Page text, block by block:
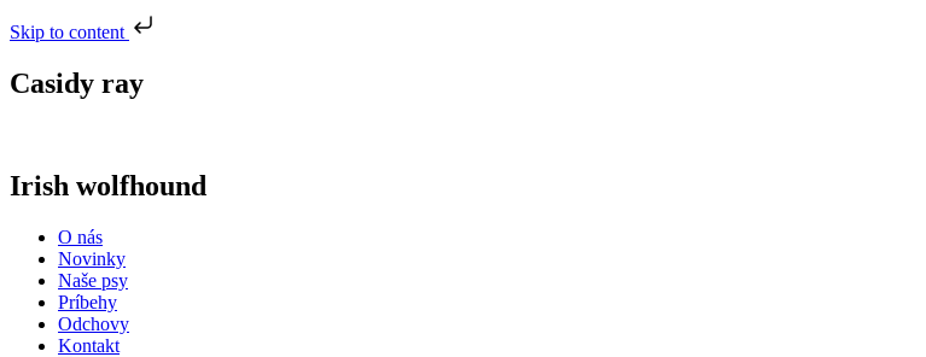
Skip to content
Casidy ray
Irish wolfhound
O nás
Novinky
Naše psy
Príbehy
Odchovy
Kontakt